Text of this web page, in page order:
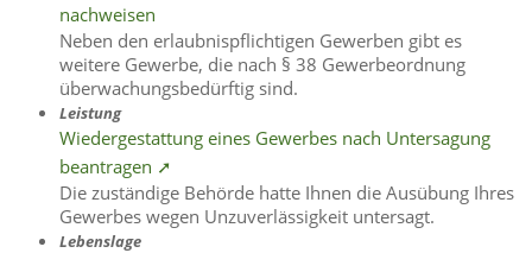
nachweisen
Neben den erlaubnispflichtigen Gewerben gibt es
weitere Gewerbe, die nach § 38 Gewerbeordnung
überwachungsbedürftig sind.
Leistung
Wiedergestattung eines Gewerbes nach Untersagung
beantragen ➚
Die zuständige Behörde hatte Ihnen die Ausübung Ihres
Gewerbes wegen Unzuverlässigkeit untersagt.
Lebenslage